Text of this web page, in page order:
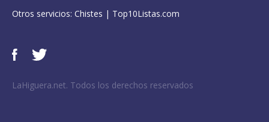
Otros servicios: Chistes | Top10Listas.com
LaHiguera.net. Todos los derechos reservados